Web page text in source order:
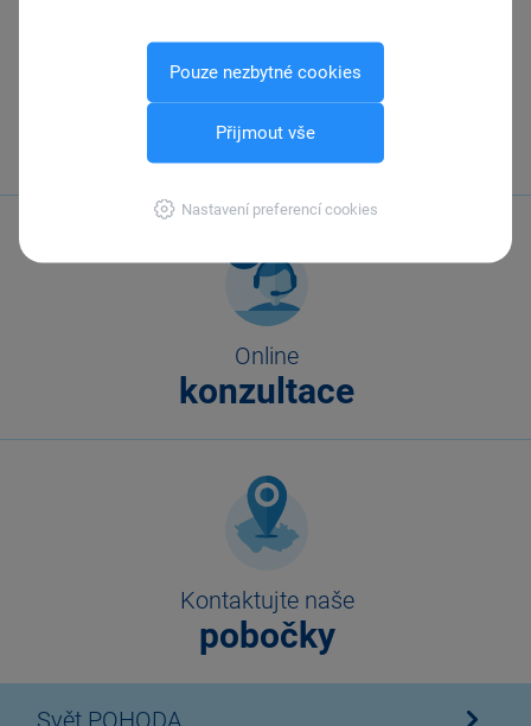
Pouze nezbytné cookies
Přijmout vše
Nastavení preferencí cookies
Zákaznická
podpora
Online
konzultace
Kontaktujte naše
pobočky
Svět POHODA